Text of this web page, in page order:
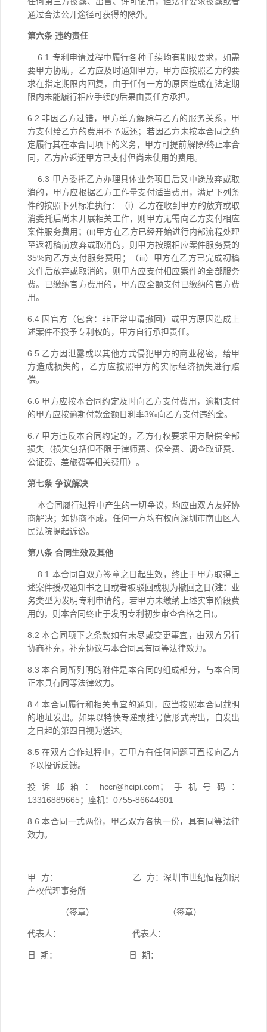
通过合法公开途径可获得的除外。
第六条 违约责任
6.1 专利申请过程中履行各种手续均有期限要求，如需
要甲方协助，乙方应及时通知甲方，甲方应按照乙方的要
求在指定期限内回复，由于任何一方的原因造成在法定期
限内未能履行相应手续的后果由责任方承担。
6.2 非因乙方过错，甲方单方解除与乙方的服务关系，甲
方支付给乙方的费用不予返还；若因乙方未按本合同之约
定履行其在本合同项下的义务，甲方可提前解除/终止本合
同，乙方应返还甲方已支付但尚未使用的费用。
6.3 甲方委托乙方办理具体业务项目后又中途放弃或取
消的，甲方应根据乙方工作量支付适当费用，满足下列条
件的按照下列标准执行：（i）乙方在收到甲方的放弃或取
消委托后尚未开展相关工作，则甲方无需向乙方支付相应
案件服务费用；(ii)甲方在乙方已经开始进行内部流程处理
至返初稿前放弃或取消的，则甲方按照相应案件服务费的
35%向乙方支付服务费用；（iii）甲方在乙方已完成初稿
文件后放弃或取消的，则甲方应支付相应案件的全部服务
费。已缴纳官方费用的，甲方应全额支付已缴纳的官方费
用。
6.4 因官方 （包含：非正常申请撤回） 或甲方原因造成上
述案件不授予专利权的，甲方自行承担责任。
6.5 乙方因泄露或以其他方式侵犯甲方的商业秘密， 给甲
方造成损失的， 乙方应按照甲方的实际经济损失进行赔
偿。
6.6 甲方应按本合同约定及时向乙方支付费用，逾期支付
的甲方应按逾期付款金额日利率3‰向乙方支付违约金。
6.7 甲方违反本合同约定的，乙方有权要求甲方赔偿全部
损失（损失包括但不限于律师费、保全费、调查取证费、
公证费、差旅费等相关费用）。
第七条 争议解决
本合同履行过程中产生的一切争议，均应由双方友好协
商解决；如协商不成， 任何一方均有权向深圳市南山区人
民法院提起诉讼。
第八条 合同生效及其他
8.1 本合同自双方签章之日起生效，终止于甲方取得上
述案件授权通知书之日或者被驳回或视为撤回之日(注： 业
务类型为发明专利申请的，若甲方未缴纳上述实审阶段费
用的，则本合同终止于发明专利初步审查合格之日)。
8.2本合同项下之条款如有未尽或变更事宜 ，由双方另行
协商补充， 补充协议与本合同具有同等法律效力。
8.3 本合同所列明的附件是本合同的组成部分，与本合同
正本具有同等法律效力。
8.4本合同 履行和相关事宜的通知，应当按照本合同载明
的地址发出。 如果以特快专递或挂号信形式寄出，自发出
之日起的第四 日视为送达。
8.5 在双方合作过程中，若甲方有任何问题可直接向乙方
予以投诉反馈。
投诉邮箱：hccr@hcipi.com；手机号码：
13316889665；座机：0755-86644601
8.6本合同一式两份，甲乙双方各执一份，具有同等法律
效力。
甲 方： 乙 方：深圳市世纪恒程知识
产权代理事务所
（签章） （签章）
代表人 ： 代表人 ：
日 期： 日 期：